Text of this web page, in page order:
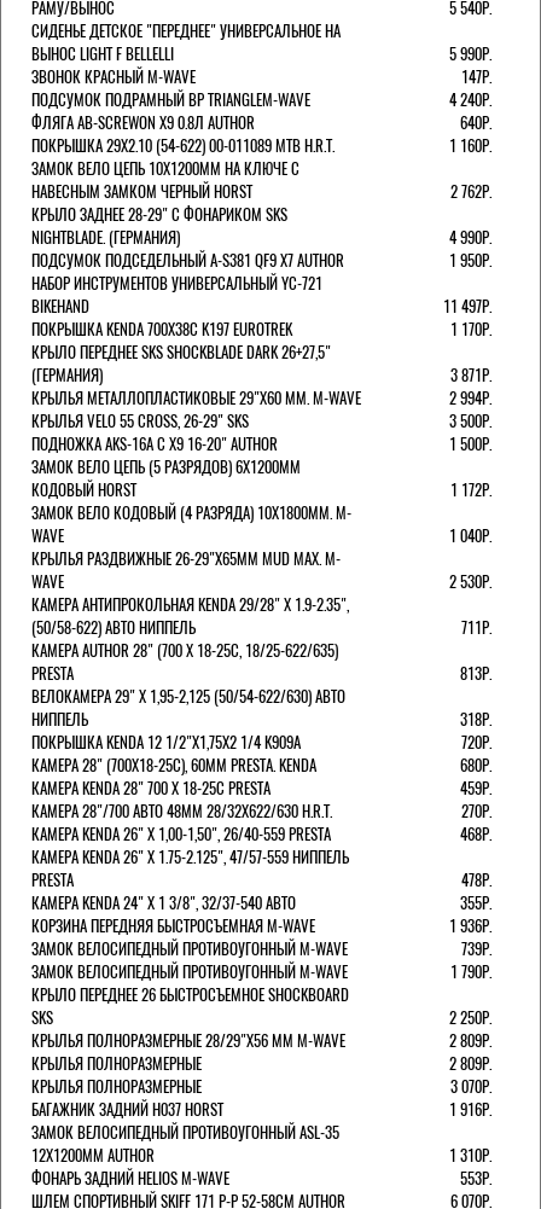
РАМУ/ВЫНОС
5 540Р.
СИДЕНЬЕ ДЕТСКОЕ "ПЕРЕДНЕЕ" УНИВЕРСАЛЬНОЕ НА
ВЫНОС LIGHT F BELLELLI
5 990Р.
ЗВОНОК КРАСНЫЙ M-WAVE
147Р.
ПОДСУМОК ПОДРАМНЫЙ BP TRIANGLEM-WAVE
4 240Р.
ФЛЯГА AB-SCREWON X9 0.8Л AUTHOR
640Р.
ПОКРЫШКА 29X2.10 (54-622) 00-011089 MTB H.R.T.
1 160Р.
ЗАМОК ВЕЛО ЦЕПЬ 10Х1200ММ НА КЛЮЧЕ С
НАВЕСНЫМ ЗАМКОМ ЧЕРНЫЙ HORST
2 762Р.
КРЫЛО ЗАДНЕЕ 28-29" С ФОНАРИКОМ SKS
NIGHTBLADE. (ГЕРМАНИЯ)
4 990Р.
ПОДСУМОК ПОДСЕДЕЛЬНЫЙ A-S381 QF9 X7 AUTHOR
1 950Р.
НАБОР ИНСТРУМЕНТОВ УНИВЕРСАЛЬНЫЙ YC-721
BIKEHAND
11 497Р.
ПОКРЫШКА KENDA 700Х38С K197 EUROTREK
1 170Р.
КРЫЛО ПЕРЕДНЕЕ SKS SHOCKBLADE DARK 26+27,5"
(ГЕРМАНИЯ)
3 871Р.
КРЫЛЬЯ МЕТАЛЛОПЛАСТИКОВЫЕ 29"Х60 ММ. M-WAVE
2 994Р.
КРЫЛЬЯ VELO 55 CROSS, 26-29" SKS
3 500Р.
ПОДНОЖКА AKS-16A C X9 16-20" AUTHOR
1 500Р.
ЗАМОК ВЕЛО ЦЕПЬ (5 РАЗРЯДОВ) 6Х1200ММ
КОДОВЫЙ HORST
1 172Р.
ЗАМОК ВЕЛО КОДОВЫЙ (4 РАЗРЯДА) 10Х1800ММ. M-
WAVE
1 040Р.
КРЫЛЬЯ РАЗДВИЖНЫЕ 26-29"Х65ММ MUD MAX. M-
WAVE
2 530Р.
КАМЕРА АНТИПРОКОЛЬНАЯ KENDA 29/28" Х 1.9-2.35",
(50/58-622) АВТО НИППЕЛЬ
711Р.
КАМЕРА AUTHOR 28" (700 Х 18-25С, 18/25-622/635)
PRESTA
813Р.
ВЕЛОКАМЕРА 29" X 1,95-2,125 (50/54-622/630) АВТО
НИППЕЛЬ
318Р.
ПОКРЫШКА KENDA 12 1/2"Х1,75X2 1/4 K909A
720Р.
КАМЕРА 28" (700Х18-25С), 60ММ PRESTA. KENDA
680Р.
КАМЕРА KENDA 28" 700 Х 18-25С PRESTA
459Р.
КАМЕРА 28"/700 АВТО 48ММ 28/32Х622/630 H.R.T.
270Р.
КАМЕРА KENDA 26" Х 1,00-1,50", 26/40-559 PRESTA
468Р.
КАМЕРА KENDA 26" Х 1.75-2.125", 47/57-559 НИППЕЛЬ
PRESTA
478Р.
КАМЕРА KENDA 24" Х 1 3/8", 32/37-540 АВТО
355Р.
КОРЗИНА ПЕРЕДНЯЯ БЫСТРОСЪЕМНАЯ M-WAVE
1 936Р.
ЗАМОК ВЕЛОСИПЕДНЫЙ ПРОТИВОУГОННЫЙ M-WAVE
739Р.
ЗАМОК ВЕЛОСИПЕДНЫЙ ПРОТИВОУГОННЫЙ M-WAVE
1 790Р.
КРЫЛО ПЕРЕДНЕЕ 26 БЫСТРОСЪЕМНОЕ SHOCKBOARD
SKS
2 250Р.
КРЫЛЬЯ ПОЛНОРАЗМЕРНЫЕ 28/29"Х56 ММ M-WAVE
2 809Р.
КРЫЛЬЯ ПОЛНОРАЗМЕРНЫЕ
2 809Р.
КРЫЛЬЯ ПОЛНОРАЗМЕРНЫЕ
3 070Р.
БАГАЖНИК ЗАДНИЙ H037 HORST
1 916Р.
ЗАМОК ВЕЛОСИПЕДНЫЙ ПРОТИВОУГОННЫЙ ASL-35
12Х1200ММ AUTHOR
1 310Р.
ФОНАРЬ ЗАДНИЙ HELIOS M-WAVE
553Р.
ШЛЕМ СПОРТИВНЫЙ SKIFF 171 Р-Р 52-58СМ AUTHOR
6 070Р.